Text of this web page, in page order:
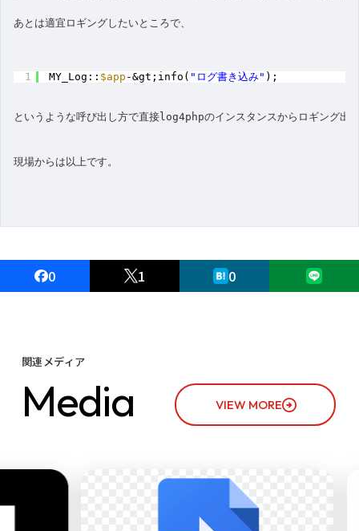
あとは適宜ロギングしたいところで、
1 MY_Log:: $app -&gt;info( "ログ書き込み" );
というような呼び出し方で直接log4phpのインスタンスからロギング出
現場からは以上です。
0 1 0
関連メディア
Media VIEW MORE